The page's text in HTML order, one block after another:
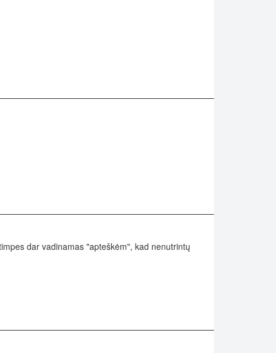
dar vadinamas "apteškėm", kad nenutrintų